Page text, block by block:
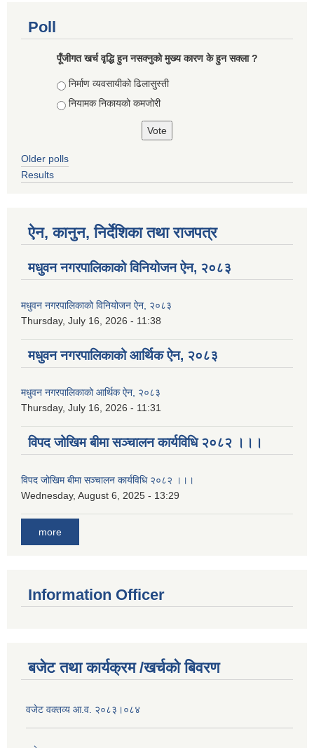
Poll
पूँजीगत खर्च वृद्धि हुन नसक्नुको मुख्य कारण के हुन सक्ला ?
Choices
निर्माण व्यवसायीको ढिलासुस्ती
नियामक निकायको कमजोरी
Older polls
Results
ऐन, कानुन, निर्देशिका तथा राजपत्र
मधुवन नगरपालिकाको विनियोजन ऐन, २०८३
मधुवन नगरपालिकाको विनियोजन ऐन, २०८३
Thursday, July 16, 2026 - 11:38
मधुवन नगरपालिकाको आर्थिक ऐन, २०८३
मधुवन नगरपालिकाको आर्थिक ऐन, २०८३
Thursday, July 16, 2026 - 11:31
विपद जोखिम बीमा सञ्चालन कार्यविधि २०८२ ।।।
विपद जोखिम बीमा सञ्चालन कार्यविधि २०८२ ।।।
Wednesday, August 6, 2025 - 13:29
more
Information Officer
बजेट तथा कार्यक्रम /खर्चको बिवरण
वजेट वक्तव्य आ.व. २०८३।०८४